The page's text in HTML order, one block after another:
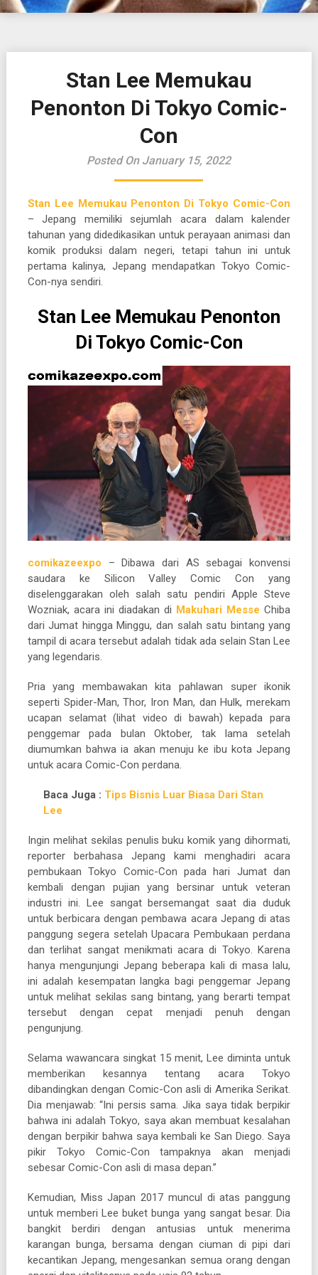
Stan Lee Memukau
Penonton Di Tokyo Comic-
Con
Posted On January 15, 2022
Stan Lee Memukau Penonton Di Tokyo Comic-Con
– Jepang memiliki sejumlah acara dalam kalender
tahunan yang didedikasikan untuk perayaan animasi dan
komik produksi dalam negeri, tetapi tahun ini untuk
pertama kalinya, Jepang mendapatkan Tokyo Comic-
Con-nya sendiri.
Stan Lee Memukau Penonton
Di Tokyo Comic-Con
comikazeexpo – Dibawa dari AS sebagai konvensi
saudara ke Silicon Valley Comic Con yang
diselenggarakan oleh salah satu pendiri Apple Steve
Wozniak, acara ini diadakan di Makuhari Messe Chiba
dari Jumat hingga Minggu, dan salah satu bintang yang
tampil di acara tersebut adalah tidak ada selain Stan Lee
yang legendaris.
Pria yang membawakan kita pahlawan super ikonik
seperti Spider-Man, Thor, Iron Man, dan Hulk, merekam
ucapan selamat (lihat video di bawah) kepada para
penggemar pada bulan Oktober, tak lama setelah
diumumkan bahwa ia akan menuju ke ibu kota Jepang
untuk acara Comic-Con perdana.
Baca Juga : Tips Bisnis Luar Biasa Dari Stan
Lee
Ingin melihat sekilas penulis buku komik yang dihormati,
reporter berbahasa Jepang kami menghadiri acara
pembukaan Tokyo Comic-Con pada hari Jumat dan
kembali dengan pujian yang bersinar untuk veteran
industri ini. Lee sangat bersemangat saat dia duduk
untuk berbicara dengan pembawa acara Jepang di atas
panggung segera setelah Upacara Pembukaan perdana
dan terlihat sangat menikmati acara di Tokyo. Karena
hanya mengunjungi Jepang beberapa kali di masa lalu,
ini adalah kesempatan langka bagi penggemar Jepang
untuk melihat sekilas sang bintang, yang berarti tempat
tersebut dengan cepat menjadi penuh dengan
pengunjung.
Selama wawancara singkat 15 menit, Lee diminta untuk
memberikan kesannya tentang acara Tokyo
dibandingkan dengan Comic-Con asli di Amerika Serikat.
Dia menjawab: “Ini persis sama. Jika saya tidak berpikir
bahwa ini adalah Tokyo, saya akan membuat kesalahan
dengan berpikir bahwa saya kembali ke San Diego. Saya
pikir Tokyo Comic-Con tampaknya akan menjadi
sebesar Comic-Con asli di masa depan.”
Kemudian, Miss Japan 2017 muncul di atas panggung
untuk memberi Lee buket bunga yang sangat besar. Dia
bangkit berdiri dengan antusias untuk menerima
karangan bunga, bersama dengan ciuman di pipi dari
kecantikan Jepang, mengesankan semua orang dengan